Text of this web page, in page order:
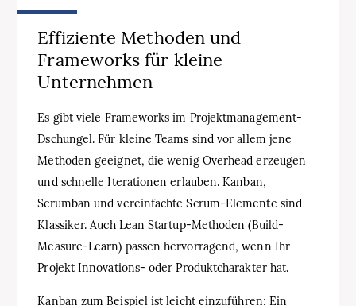
Effiziente Methoden und
Frameworks für kleine
Unternehmen
Es gibt viele Frameworks im Projektmanagement-
Dschungel. Für kleine Teams sind vor allem jene
Methoden geeignet, die wenig Overhead erzeugen
und schnelle Iterationen erlauben. Kanban,
Scrumban und vereinfachte Scrum-Elemente sind
Klassiker. Auch Lean Startup-Methoden (Build-
Measure-Learn) passen hervorragend, wenn Ihr
Projekt Innovations- oder Produktcharakter hat.
Kanban zum Beispiel ist leicht einzuführen: Ein